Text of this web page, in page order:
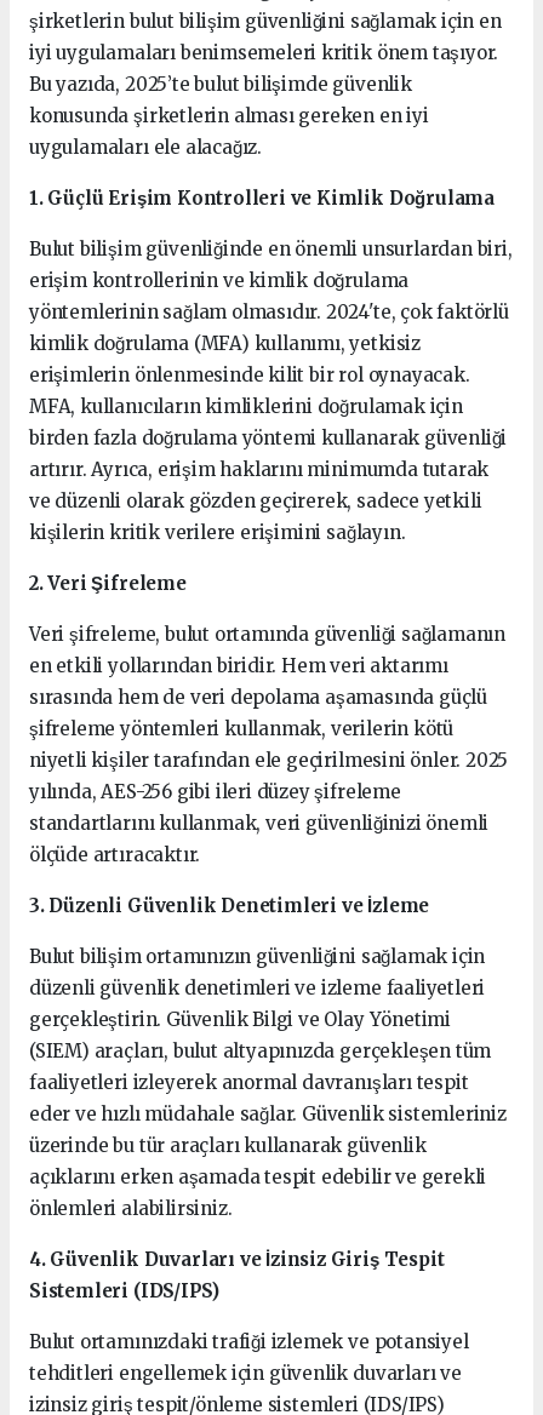
şirketlerin bulut bilişim güvenliğini sağlamak için en
iyi uygulamaları benimsemeleri kritik önem taşıyor.
Bu yazıda, 2025’te bulut bilişimde güvenlik
konusunda şirketlerin alması gereken en iyi
uygulamaları ele alacağız.
1. Güçlü Erişim Kontrolleri ve Kimlik Doğrulama
Bulut bilişim güvenliğinde en önemli unsurlardan biri,
erişim kontrollerinin ve kimlik doğrulama
yöntemlerinin sağlam olmasıdır. 2024'te, çok faktörlü
kimlik doğrulama (MFA) kullanımı, yetkisiz
erişimlerin önlenmesinde kilit bir rol oynayacak.
MFA, kullanıcıların kimliklerini doğrulamak için
birden fazla doğrulama yöntemi kullanarak güvenliği
artırır. Ayrıca, erişim haklarını minimumda tutarak
ve düzenli olarak gözden geçirerek, sadece yetkili
kişilerin kritik verilere erişimini sağlayın.
2. Veri Şifreleme
Veri şifreleme, bulut ortamında güvenliği sağlamanın
en etkili yollarından biridir. Hem veri aktarımı
sırasında hem de veri depolama aşamasında güçlü
şifreleme yöntemleri kullanmak, verilerin kötü
niyetli kişiler tarafından ele geçirilmesini önler. 2025
yılında, AES-256 gibi ileri düzey şifreleme
standartlarını kullanmak, veri güvenliğinizi önemli
ölçüde artıracaktır.
3. Düzenli Güvenlik Denetimleri ve İzleme
Bulut bilişim ortamınızın güvenliğini sağlamak için
düzenli güvenlik denetimleri ve izleme faaliyetleri
gerçekleştirin. Güvenlik Bilgi ve Olay Yönetimi
(SIEM) araçları, bulut altyapınızda gerçekleşen tüm
faaliyetleri izleyerek anormal davranışları tespit
eder ve hızlı müdahale sağlar. Güvenlik sistemleriniz
üzerinde bu tür araçları kullanarak güvenlik
açıklarını erken aşamada tespit edebilir ve gerekli
önlemleri alabilirsiniz.
4. Güvenlik Duvarları ve İzinsiz Giriş Tespit
Sistemleri (IDS/IPS)
Bulut ortamınızdaki trafiği izlemek ve potansiyel
tehditleri engellemek için güvenlik duvarları ve
izinsiz giriş tespit/önleme sistemleri (IDS/IPS)